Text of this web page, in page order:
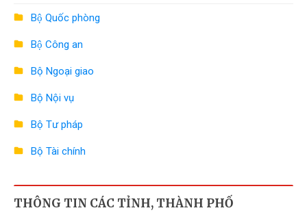
Bộ Quốc phòng
Bộ Công an
Bộ Ngoại giao
Bộ Nội vụ
Bộ Tư pháp
Bộ Tài chính
Bộ Nông nghiệp và Môi trường
THÔNG TIN CÁC TỈNH, THÀNH PHỐ